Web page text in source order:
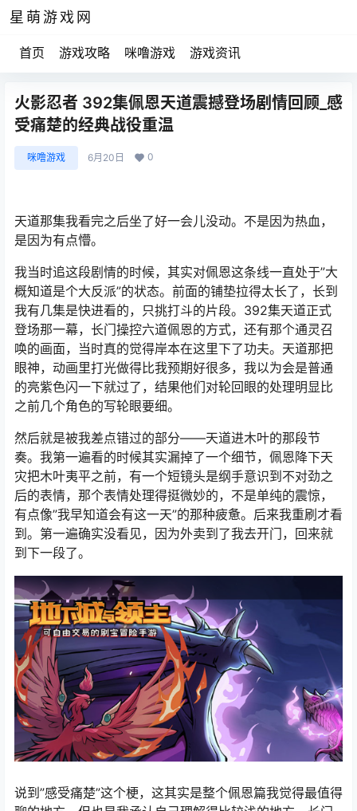
星萌游戏网
首页 游戏攻略 咪噜游戏 游戏资讯
火影忍者 392集佩恩天道震撼登场剧情回顾_感
受痛楚的经典战役重温
咪噜游戏 6月20日 0
天道那集我看完之后坐了好一会儿没动。不是因为热血，
是因为有点懵。
我当时追这段剧情的时候，其实对佩恩这条线一直处于”大
概知道是个大反派”的状态。前面的铺垫拉得太长了，长到
我有几集是快进看的，只挑打斗的片段。392集天道正式
登场那一幕，长门操控六道佩恩的方式，还有那个通灵召
唤的画面，当时真的觉得岸本在这里下了功夫。天道那把
眼神，动画里打光做得比我预期好很多，我以为会是普通
的亮紫色闪一下就过了，结果他们对轮回眼的处理明显比
之前几个角色的写轮眼要细。
然后就是被我差点错过的部分——天道进木叶的那段节
奏。我第一遍看的时候其实漏掉了一个细节，佩恩降下天
灾把木叶夷平之前，有一个短镜头是纲手意识到不对劲之
后的表情，那个表情处理得挺微妙的，不是单纯的震惊，
有点像”我早知道会有这一天”的那种疲惫。后来我重刷才看
到。第一遍确实没看见，因为外卖到了我去开门，回来就
到下一段了。
说到”感受痛楚”这个梗，这其实是整个佩恩篇我觉得最值得